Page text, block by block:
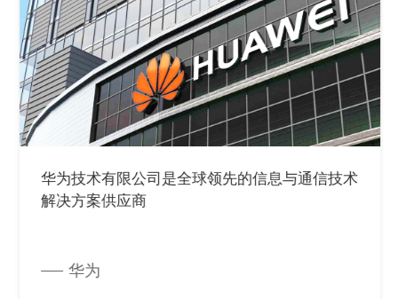
华为技术有限公司是全球领先的信息与通信技术
解决方案供应商
华为